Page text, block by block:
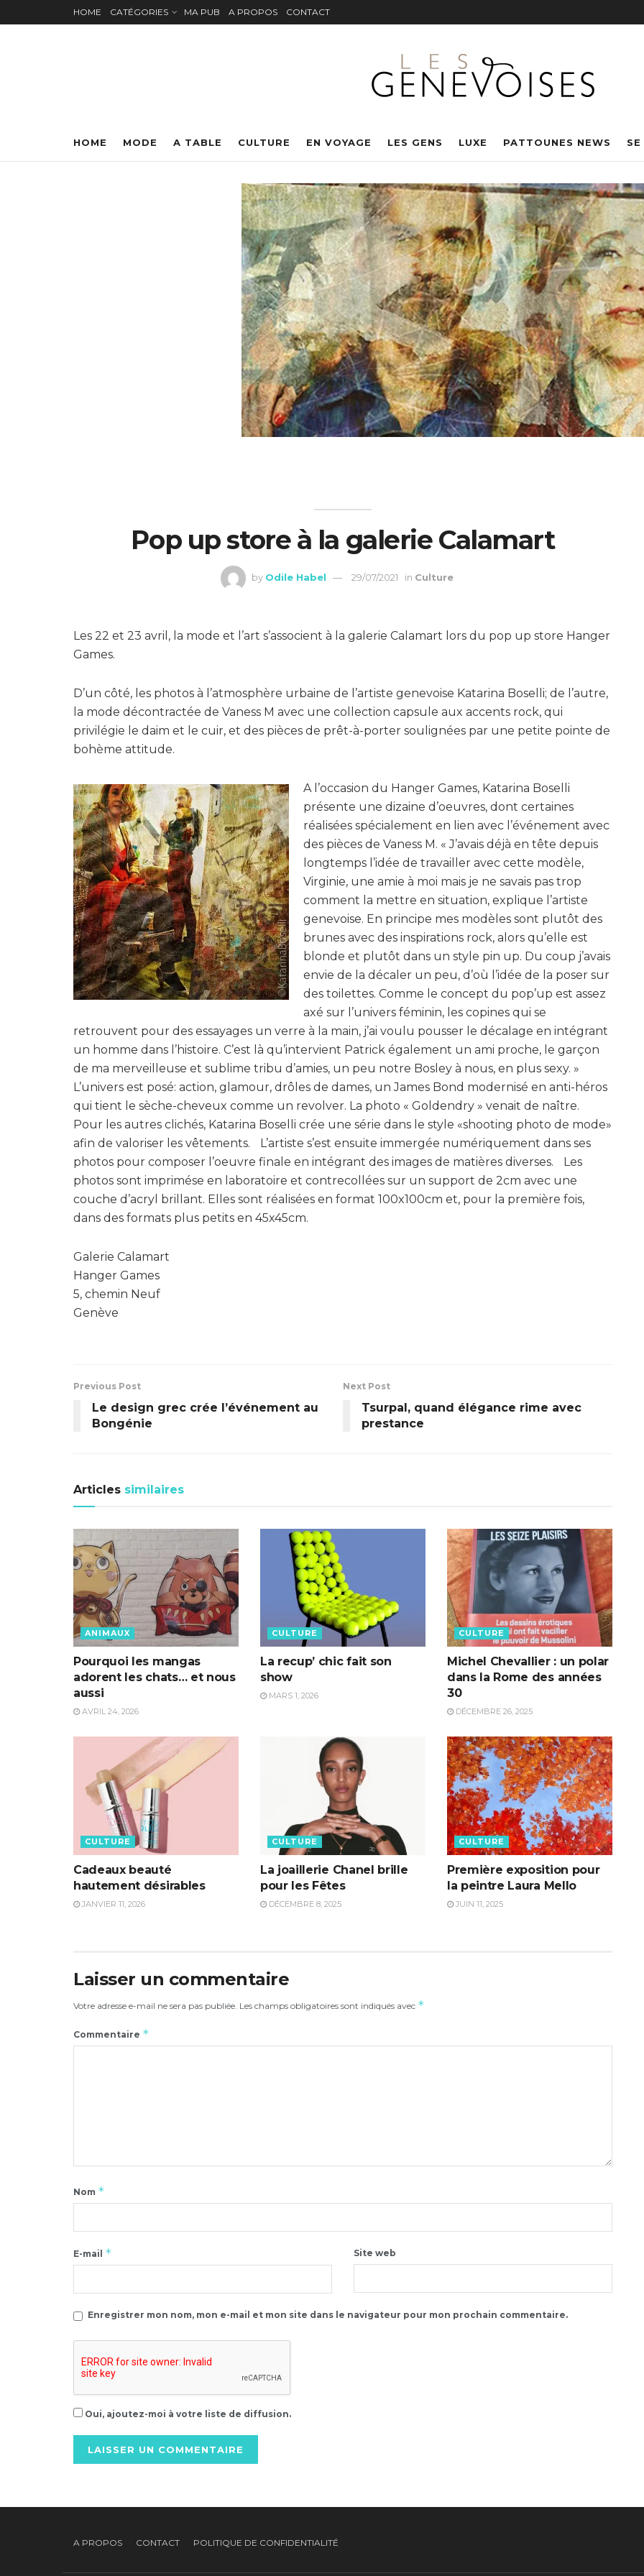
HOME CATÉGORIES MA PUB A PROPOS CONTACT
HOME MODE A TABLE CULTURE EN VOYAGE LES GENS LUXE PATTOUNES NEWS
Pop up store à la galerie Calamart
by Odile Habel 29/07/2021 in Culture
Les 22 et 23 avril, la mode et l’art s’associent à la galerie Calamart lors du pop up store Hanger
Games.
D’un côté, les photos à l’atmosphère urbaine de l’artiste genevoise Katarina Boselli; de l’autre,
la mode décontractée de Vaness M avec une collection capsule aux accents rock, qui
privilégie le daim et le cuir, et des pièces de prêt-à-porter soulignées par une petite pointe de
bohème attitude.
A l’occasion du Hanger Games, Katarina Boselli
présente une dizaine d’oeuvres, dont certaines
réalisées spécialement en lien avec l’événement avec
des pièces de Vaness M. « J’avais déjà en tête depuis
longtemps l’idée de travailler avec cette modèle,
Virginie, une amie à moi mais je ne savais pas trop
comment la mettre en situation, explique l’artiste
genevoise. En principe mes modèles sont plutôt des
brunes avec des inspirations rock, alors qu’elle est
blonde et plutôt dans un style pin up. Du coup j’avais
envie de la décaler un peu, d’où l’idée de la poser sur
des toilettes. Comme le concept du pop’up est assez
axé sur l’univers féminin, les copines qui se
retrouvent pour des essayages un verre à la main, j’ai voulu pousser le décalage en intégrant
un homme dans l’histoire. C’est là qu’intervient Patrick également un ami proche, le garçon
de ma merveilleuse et sublime tribu d’amies, un peu notre Bosley à nous, en plus sexy. »
L’univers est posé: action, glamour, drôles de dames, un James Bond modernisé en anti-héros
qui tient le sèche-cheveux comme un revolver. La photo « Goldendry » venait de naître.
Pour les autres clichés, Katarina Boselli crée une série dans le style «shooting photo de mode»
afin de valoriser les vêtements. L’artiste s’est ensuite immergée numériquement dans ses
photos pour composer l’oeuvre finale en intégrant des images de matières diverses. Les
photos sont imprimése en laboratoire et contrecollées sur un support de 2cm avec une
couche d’acryl brillant. Elles sont réalisées en format 100x100cm et, pour la première fois,
dans des formats plus petits en 45x45cm.
Galerie Calamart
Hanger Games
5, chemin Neuf
Genève
Previous Post
Le design grec crée l’événement au
Bongénie
Next Post
Tsurpal, quand élégance rime avec
prestance
Articles similaires
ANIMAUX
Pourquoi les mangas
adorent les chats… et nous
aussi
AVRIL 24, 2026
CULTURE
La recup’ chic fait son
show
MARS 1, 2026
CULTURE
Michel Chevallier : un polar
dans la Rome des années
30
DÉCEMBRE 26, 2025
CULTURE
Cadeaux beauté
hautement désirables
JANVIER 11, 2026
CULTURE
La joaillerie Chanel brille
pour les Fêtes
DÉCEMBRE 8, 2025
CULTURE
Première exposition pour
la peintre Laura Mello
JUIN 11, 2025
Laisser un commentaire
Votre adresse e-mail ne sera pas publiée. Les champs obligatoires sont indiqués avec *
Commentaire *
Nom *
E-mail * Site web
Enregistrer mon nom, mon e-mail et mon site dans le navigateur pour mon prochain commentaire.
Oui, ajoutez-moi à votre liste de diffusion.
A PROPOS CONTACT POLITIQUE DE CONFIDENTIALITÉ